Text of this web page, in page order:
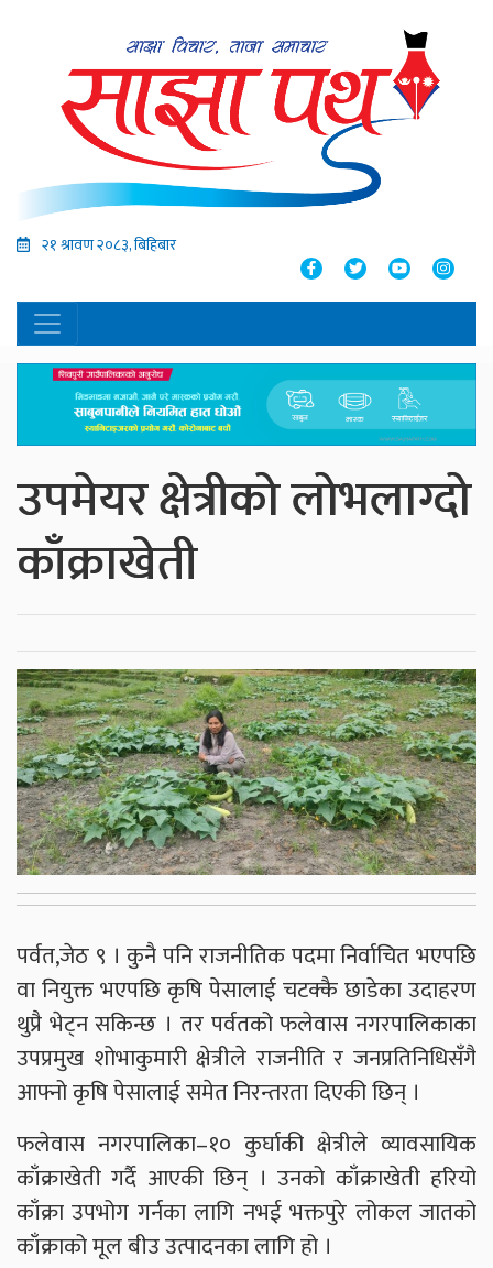
२१ श्रावण २०८३, बिहिबार
उपमेयर क्षेत्रीको लोभलाग्दो
काँक्राखेती
पर्वत,जेठ ९ । कुनै पनि राजनीतिक पदमा निर्वाचित भएपछि
वा नियुक्त भएपछि कृषि पेसालाई चटक्कै छाडेका उदाहरण
थुप्रै भेट्न सकिन्छ । तर पर्वतको फलेवास नगरपालिकाका
उपप्रमुख शोभाकुमारी क्षेत्रीले राजनीति र जनप्रतिनिधिसँगै
आफ्नो कृषि पेसालाई समेत निरन्तरता दिएकी छिन् ।
फलेवास नगरपालिका–१० कुर्घाकी क्षेत्रीले व्यावसायिक
काँक्राखेती गर्दै आएकी छिन् । उनको काँक्राखेती हरियो
काँक्रा उपभोग गर्नका लागि नभई भक्तपुरे लोकल जातको
काँक्राको मूल बीउ उत्पादनका लागि हो ।